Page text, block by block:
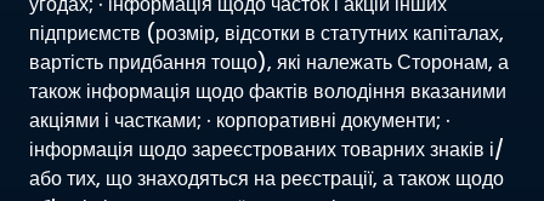
підприємств (розмір, відсотки в статутних капіталах,
вартість придбання тощо), які належать Сторонам, а
також інформація щодо фактів володіння вказаними
акціями і частками; · корпоративні документи; ·
інформація щодо зареєстрованих товарних знаків і/
або тих, що знаходяться на реєстрації, а також щодо